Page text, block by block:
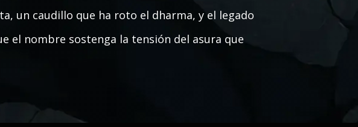
un caudillo que ha roto el dharma, y el legado
el nombre sostenga la tensión del asura que